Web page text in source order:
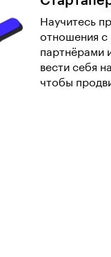
Научитесь
отношения с
партнёрами
вести себя
чтобы